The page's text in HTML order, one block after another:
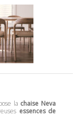
la chaise Neva
essences de